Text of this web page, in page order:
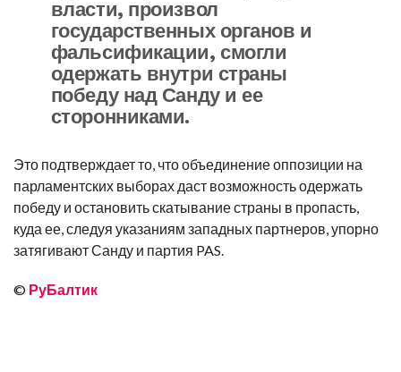
власти, произвол
государственных органов и
фальсификации, смогли
одержать внутри страны
победу над Санду и ее
сторонниками.
Это подтверждает то, что объединение оппозиции на
парламентских выборах даст возможность одержать
победу и остановить скатывание страны в пропасть,
куда ее, следуя указаниям западных партнеров, упорно
затягивают Санду и партия PAS.
© РуБалтик